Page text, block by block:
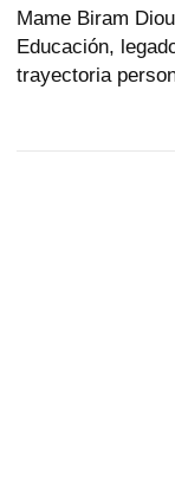
Mame Biram
Educación,
trayectoria